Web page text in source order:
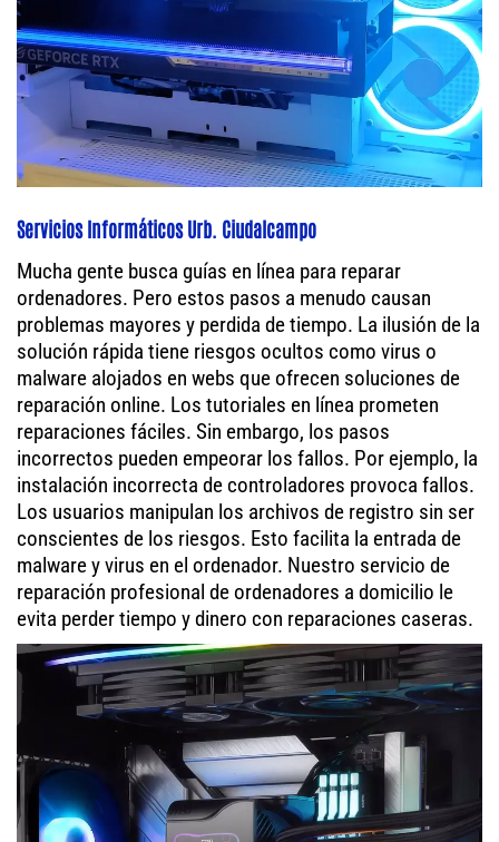
Servicios Informáticos Urb. Ciudalcampo
Mucha gente busca guías en línea para reparar
ordenadores. Pero estos pasos a menudo causan
problemas mayores y perdida de tiempo. La ilusión de la
solución rápida tiene riesgos ocultos como virus o
malware alojados en webs que ofrecen soluciones de
reparación online. Los tutoriales en línea prometen
reparaciones fáciles. Sin embargo, los pasos
incorrectos pueden empeorar los fallos. Por ejemplo, la
instalación incorrecta de controladores provoca fallos.
Los usuarios manipulan los archivos de registro sin ser
conscientes de los riesgos. Esto facilita la entrada de
malware y virus en el ordenador. Nuestro servicio de
reparación profesional de ordenadores a domicilio le
evita perder tiempo y dinero con reparaciones caseras.